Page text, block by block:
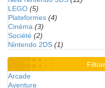
LEGO (5)
Plateformes (4)
Cinéma (3)
Société (2)
Nintendo 2DS (1)
Arcade
Aventure